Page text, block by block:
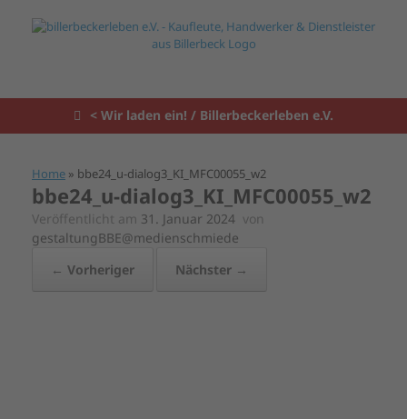
< Wir laden ein! / Billerbeckerleben e.V.
Home » bbe24_u-dialog3_KI_MFC00055_w2
bbe24_u-dialog3_KI_MFC00055_w2
Veröffentlicht am 31. Januar 2024 von
gestaltungBBE@medienschmiede
← Vorheriger
Nächster →